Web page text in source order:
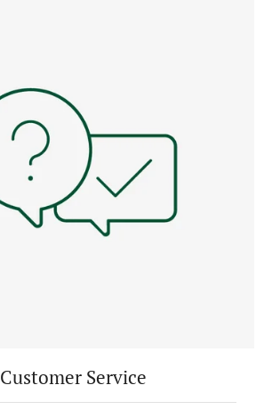
Customer Service